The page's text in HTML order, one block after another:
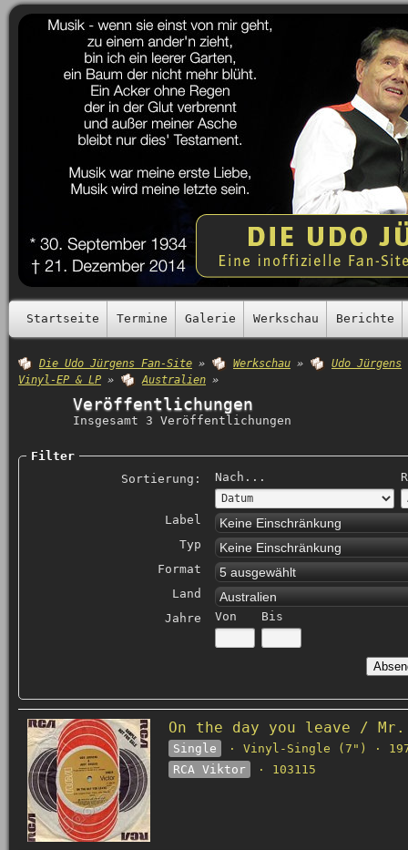
Startseite Termine Galerie Werkschau Berichte
Die Udo Jürgens Fan-Site » Werkschau » Udo Jürgens
Vinyl-EP & LP » Australien »
Veröffentlichungen
Insgesamt 3 Veröffentlichungen
Filter
Sortierung:
Nach...
Label Keine Einschränkung
Typ Keine Einschränkung
Format 5 ausgewählt
Land Australien
Jahre Von Bis
On the day you leave /
Single
· Vinyl-Single (7") ·
RCA Viktor
· 103115